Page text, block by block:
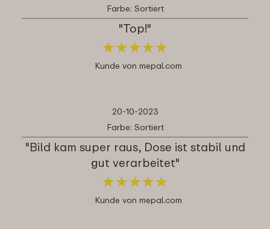
Farbe: Sortiert
"Top!"
★★★★★
★★★★★
Kunde von mepal.com
20-10-2023
Farbe: Sortiert
"Bild kam super raus, Dose ist stabil und
gut verarbeitet"
★★★★★
★★★★★
Kunde von mepal.com